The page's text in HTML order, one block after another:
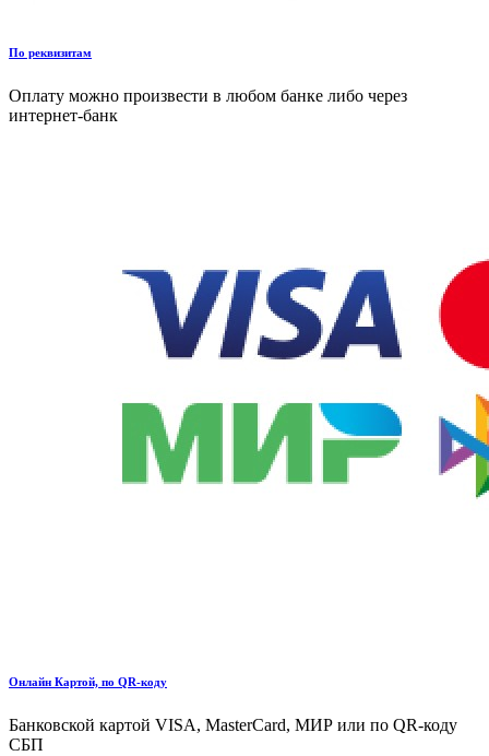
По реквизитам
Оплату можно произвести в любом банке либо через
интернет-банк
Онлайн Картой, по QR-коду
Банковской картой VISA, MasterCard, МИР или по QR-коду
СБП